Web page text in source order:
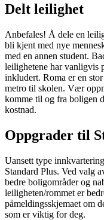
Delt leilighet
Anbefales! Å dele en
bli kjent med nye
med en annen student.
leilighetene har vanligvis
inkludert. Roma er en
metro til skolen. Vær
komme til og fra boligen
kostnad.
Oppgrader til
Uansett type
Standard Plus. Ved valg
bedre boligområder og
leiligheten/rommet er
påmeldingsskjemaet om
som er viktig for deg.